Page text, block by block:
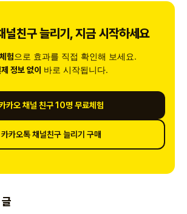
널친구 늘리기, 지금 시작하세요
험으로 효과를 직접 확인해 보세요.
정보 없이 바로 시작됩니다.
카오 채널 친구 10명 무료체험
카카오톡 채널친구 늘리기 구매